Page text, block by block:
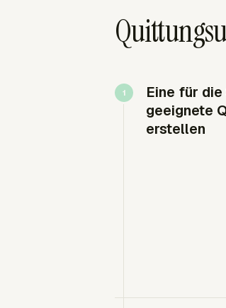
Eine für
geeignete
erstellen